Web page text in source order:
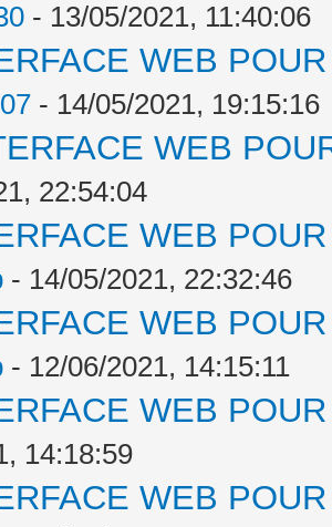
- 13/05/2021, 11:40:06
WEB
- 14/05/2021, 19:15:16
WEB
22:54:04
WEB
- 14/05/2021, 22:32:46
WEB
- 12/06/2021, 14:15:11
WEB
14:18:59
WEB